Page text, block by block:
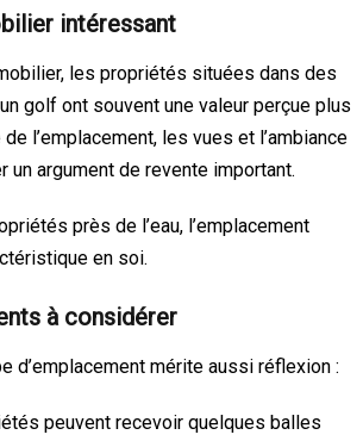
intéressant
les propriétés situées dans des
golf ont souvent une valeur perçue plus
l’emplacement, les vues et l’ambiance
un argument de revente important.
près de l’eau, l’emplacement
en soi.
à considérer
d’emplacement mérite aussi réflexion :
peuvent recevoir quelques balles